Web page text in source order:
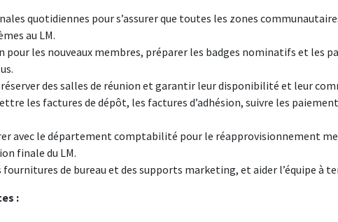
quotidiennes pour s’assurer que toutes les zones
au LM.
pour les nouveaux membres, préparer les badges nominatifs et les
réserver des salles de réunion et garantir leur disponibilité et leur
les factures de dépôt, les factures d’adhésion, suivre les
avec le département comptabilité pour le réapprovisionnement
finale du LM.
fournitures de bureau et des supports marketing, et aider l’équipe à
: